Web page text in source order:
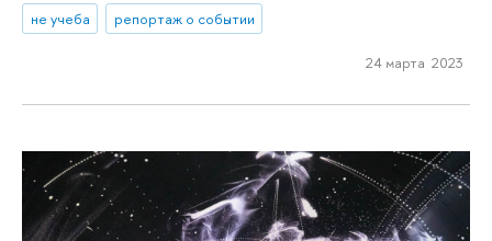
не учеба репортаж о событии
24 марта 2023